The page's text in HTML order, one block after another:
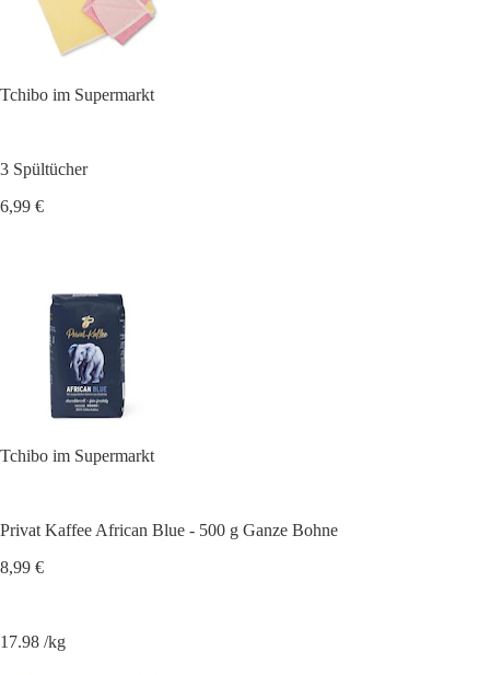
Tchibo im Supermarkt
3 Spültücher
6,99 €
Tchibo im Supermarkt
Privat Kaffee African Blue - 500 g Ganze Bohne
8,99 €
17.98 /kg